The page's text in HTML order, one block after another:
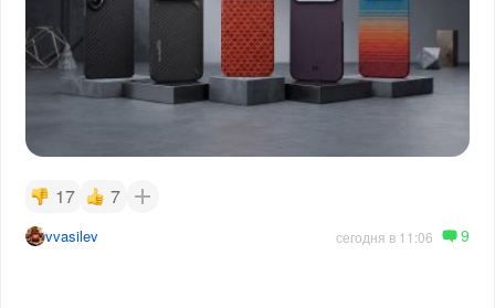
17 7
vvasilev сегодня в 11:06 9